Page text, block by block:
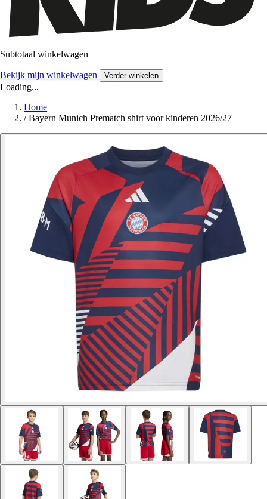
Subtotaal winkelwagen
Bekijk mijn winkelwagen Verder winkelen
Loading...
Home
/ Bayern Munich Prematch shirt voor kinderen 2026/27